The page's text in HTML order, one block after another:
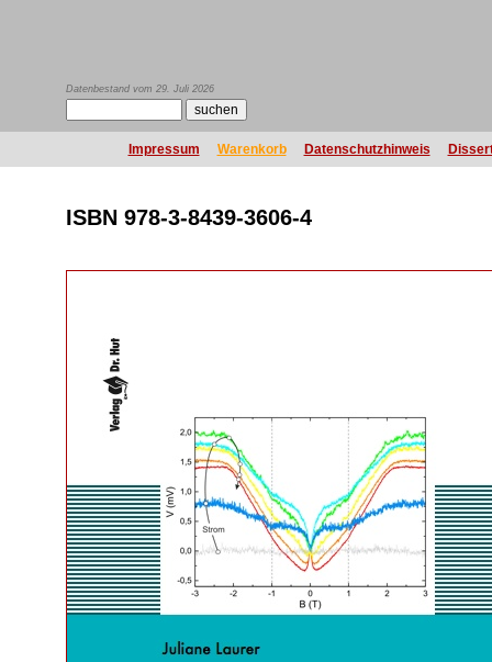
Datenbestand vom 29. Juli 2026
Impressum Warenkorb Datenschutzhinweis
ISBN 978-3-8439-3606-4